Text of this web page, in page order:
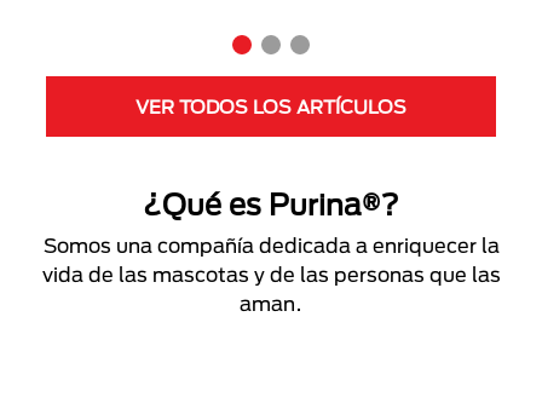
VER TODOS LOS ARTÍCULOS
¿Qué es Purina®?
Somos una compañía dedicada a enriquecer la
vida de las mascotas y de las personas que las
aman.